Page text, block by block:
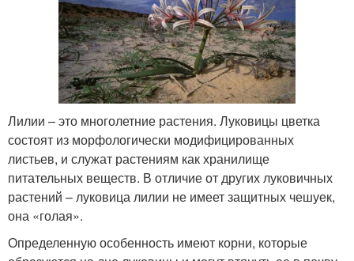
Лилии – это многолетние растения. Луковицы цветка
состоят из морфологически модифицированных
листьев, и служат растениям как хранилище
питательных веществ. В отличие от других луковичных
растений – луковица лилии не имеет защитных чешуек,
она «голая».
Определенную особенность имеют корни, которые